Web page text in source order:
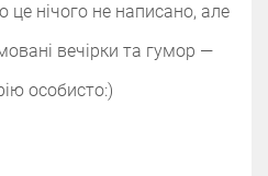
це нічого не написано, але
вечірки та гумор —
особисто:)‌‌‌‌